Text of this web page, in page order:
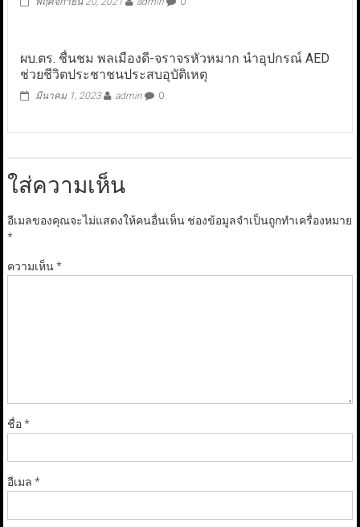
ผบ.ตร. ชื่นชม พลเมืองดี-จราจรหัวหมาก นำอุปกรณ์ AED
ช่วยชีวิตประชาชนประสบอุบัติเหตุ
มีนาคม 1, 2023 admin 0
ใส่ความเห็น
อีเมลของคุณจะไม่แสดงให้คนอื่นเห็น ช่องข้อมูลจำเป็นถูกทำเครื่องหมาย
*
ความเห็น*
ชื่อ*
อีเมล *